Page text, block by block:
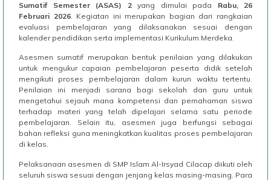
Sumatif Semester (ASAS) 2yang dimulai pada Rabu, 26
Februari 2026. Kegiatan ini merupakan bagian dari rangkaian
evaluasi pembelajaran yang dilaksanakan sesuai dengan
kalender pendidikan serta implementasi Kurikulum Merdeka.
Asesmen sumatif merupakan bentuk penilaian yang dilakukan
untuk mengukur capaian pembelajaran peserta didik setelah
mengikuti proses pembelajaran dalam kurun waktu tertentu.
Penilaian ini menjadi sarana bagi sekolah dan guru untuk
mengetahui sejauh mana kompetensi dan pemahaman siswa
terhadap materi yang telah dipelajari selama satu periode
pembelajaran. Selain itu, asesmen juga berfungsi sebagai
bahan refleksi guna meningkatkan kualitas proses pembelajaran
di kelas.
Pelaksanaan asesmen di SMP Islam Al-Irsyad Cilacap diikuti oleh
seluruh siswa sesuai dengan jenjang kelas masing-masing. Para